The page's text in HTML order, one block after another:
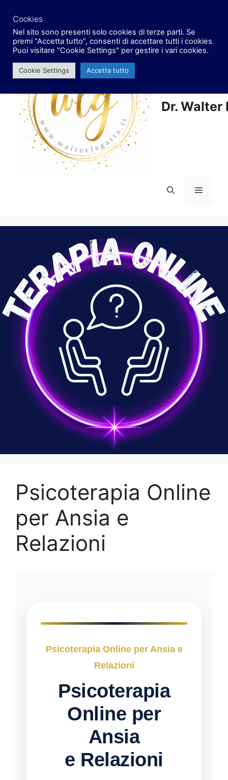
contenuto
Dr. Walter
Menu
Psicoterapia Online
per Ansia e
Relazioni
Psicoterapia Online per Ansia e
Relazioni
Psicoterapia
Online per
Ansia
e Relazioni
Cookies
Nel sito sono presenti solo cookies di terze parti. Se
premi “Accetta tutto”, consenti di accettare tutti i cookies.
Puoi visitare "Cookie Settings" per gestire i vari cookies.
Cookie Settings Accetta tutto